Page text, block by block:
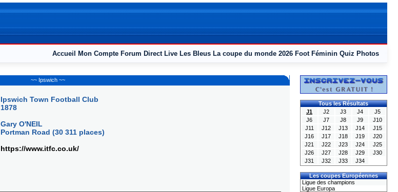
Accueil Mon Compte Forum Direct Live Les Bleus La coupe du monde 2026 Foot Féminin Quiz Photos
~~ Ipswich ~~
Ipswich Town Football Club
1878
Gary O'NEIL
Portman Road (30 311 places)
https://www.itfc.co.uk/
Tous les Résultats
J1
J2 J3 J4
J5
J6
J7 J8 J9
J10
J11
J12 J13 J14
J15
J16
J17 J18 J19
J20
J21
J22 J23 J24
J25
J26
J27 J28 J29
J30
J31
J32 J33 J34
Les coupes Européennes
Ligue des champions
Ligue Europa